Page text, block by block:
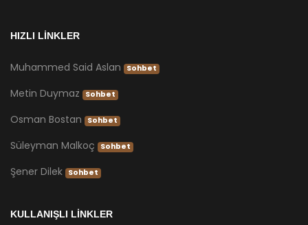
HIZLI LİNKLER
Muhammed Said Aslan Sohbet
Metin Duymaz Sohbet
Osman Bostan Sohbet
Süleyman Malkoç Sohbet
Şener Dilek Sohbet
KULLANIŞLI LİNKLER